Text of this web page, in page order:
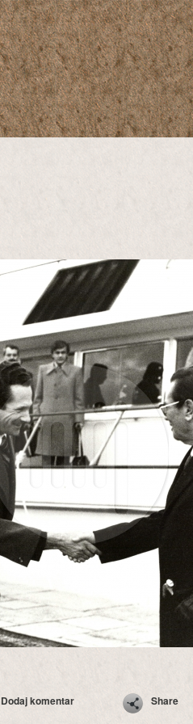
Dodaj komentar Share